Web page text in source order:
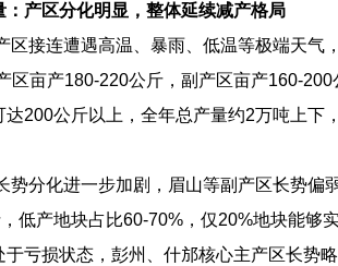
：产区分化明显，整体延续减产格局
区接连遭遇高温、暴雨、低温等极端天气
区亩产180‑220公斤，副产区亩产
达200公斤以上，全年总产量约2万吨上下
势分化进一步加剧，眉山等副产区长势偏
低产地块占比60‑70%，仅20%地块能够
亏损状态，彭州、什邡核心主产区长势